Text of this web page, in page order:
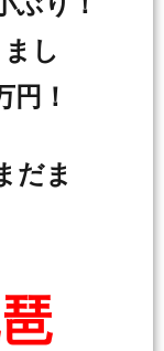
し
！
だま